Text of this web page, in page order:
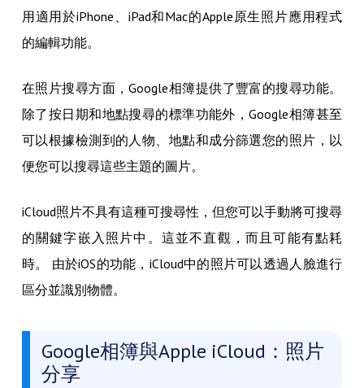
用適用於iPhone、iPad和Mac的Apple原生照片應用程式
的編輯功能。
在照片搜尋方面，Google相簿提供了豐富的搜尋功能。
除了按日期和地點搜尋的標準功能外，Google相簿甚至
可以根據檢測到的人物、地點和成分篩選您的照片，以
便您可以搜尋這些主題的圖片。
iCloud照片不具有這種可搜尋性，但您可以手動將可搜尋
的關鍵字嵌入照片中。這並不直觀，而且可能有點耗
時。 由於iOS的功能，iCloud中的照片可以透過人臉進行
區分並識別物體。
Google相簿與Apple iCloud：照片
分享